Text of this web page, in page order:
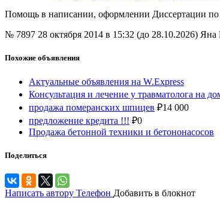
Помощь в написании, оформлении Диссертации по
№ 7897 28 октября 2014 в 15:32 (до 28.10.2026) Яна
Похожие объявления
Актуальные объявления на W.Express
Консультация и лечение у травматолога на
продажа померанских шпицев ₽14 000
предложение кредита !!! ₽0
Продажа бетонной техники и бетононасосов
Поделиться
Написать автору Телефон Добавить в блокнот